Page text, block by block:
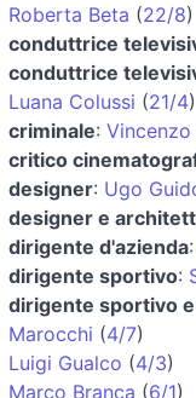
Roberta Beta (22/8)
conduttrice
conduttrice
Luana Colussi (21/4)
criminale:
critico
designer: Ugo
designer e
dirigente d'azienda:
dirigente sportivo:
dirigente sportivo
Marocchi (4/7)
Luigi Gualco (4/3)
Marco Branca (6/1)